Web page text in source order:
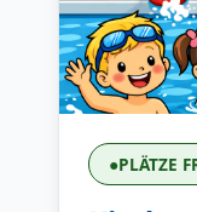
●PLÄTZE